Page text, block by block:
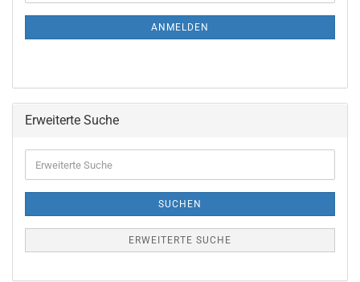
ANMELDEN
Erweiterte Suche
SUCHEN
ERWEITERTE SUCHE